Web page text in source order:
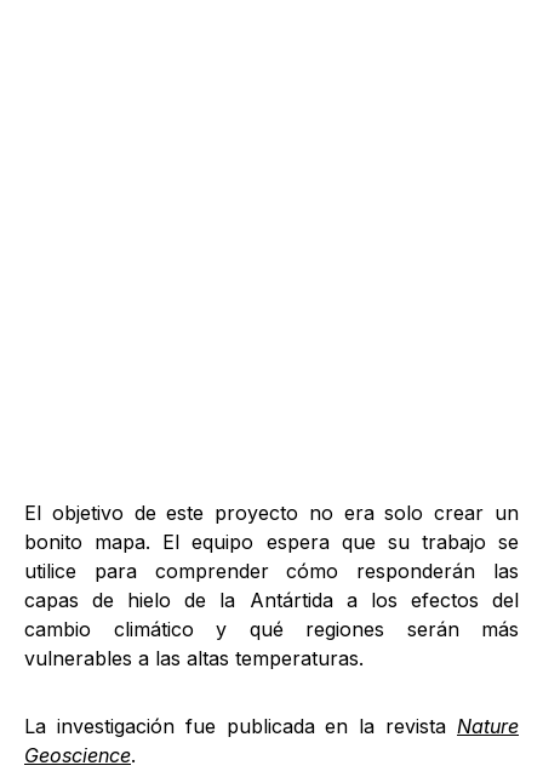
El objetivo de este proyecto no era solo crear un
bonito mapa. El equipo espera que su trabajo se
utilice para comprender cómo responderán las
capas de hielo de la Antártida a los efectos del
cambio climático y qué regiones serán más
vulnerables a las altas temperaturas.
La investigación fue publicada en la revista Nature
Geoscience.